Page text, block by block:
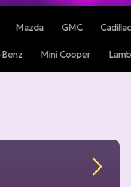
GMC Cadillac Tesla
Mercedes-Benz Mini